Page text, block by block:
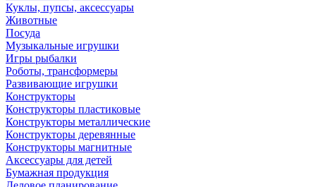
Куклы, пупсы, аксессуары
Животные
Посуда
Музыкальные игрушки
Игры рыбалки
Роботы, трансформеры
Развивающие игрушки
Конструкторы
Конструкторы пластиковые
Конструкторы металлические
Конструкторы деревянные
Конструкторы магнитные
Аксессуары для детей
Бумажная продукция